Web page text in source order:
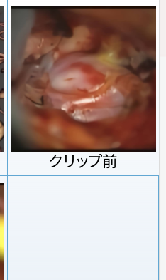
クリップ前